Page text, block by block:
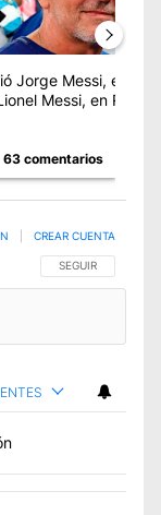
Jorge Messi, el
Messi, en
63 comentarios
SIGA ESTA
SEGUIR
CREAR CUENTA